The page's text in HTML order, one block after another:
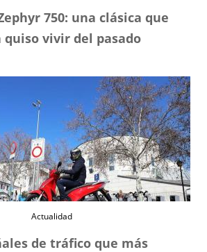
750: una clásica que
quiso vivir del pasado
Actualidad
de tráfico que más